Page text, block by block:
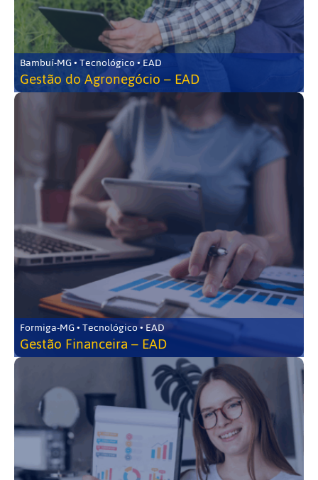
Bambuí-MG • Tecnológico • EAD
Gestão do Agronegócio – EAD
Formiga-MG • Tecnológico • EAD
Gestão Financeira – EAD